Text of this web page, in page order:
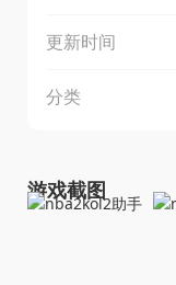
更新时间
分类
游戏截图